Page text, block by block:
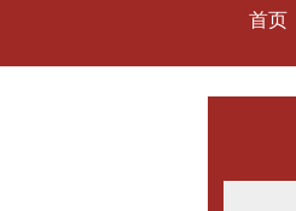
首页